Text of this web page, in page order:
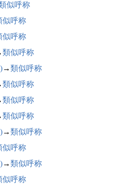
似呼称
似呼称
似呼称
類似呼称
→類似呼称
類似呼称
類似呼称
類似呼称
→類似呼称
似呼称
→類似呼称
似呼称